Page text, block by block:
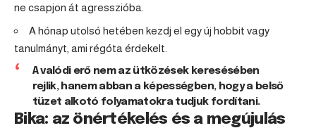
ne csapjon át agresszióba.
A hónap utolsó hetében kezdj el egy új hobbit vagy
tanulmányt, ami régóta érdekelt.
A valódi erő nem az ütközések keresésében
rejlik, hanem abban a képességben, hogy a belső
tüzet alkotó folyamatokra tudjuk fordítani.
Bika: az önértékelés és a megújulás